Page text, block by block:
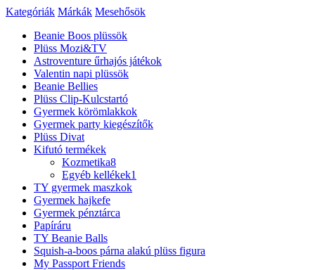
Kategóriák Márkák Mesehősök
Beanie Boos plüssök
Plüss Mozi&TV
Astroventure űrhajós játékok
Valentin napi plüssök
Beanie Bellies
Plüss Clip-Kulcstartó
Gyermek körömlakkok
Gyermek party kiegészítők
Plüss Divat
Kifutó termékek
Kozmetika8
Egyéb kellékek1
TY gyermek maszkok
Gyermek hajkefe
Gyermek pénztárca
Papíráru
TY Beanie Balls
Squish-a-boos párna alakú plüss figura
My Passport Friends